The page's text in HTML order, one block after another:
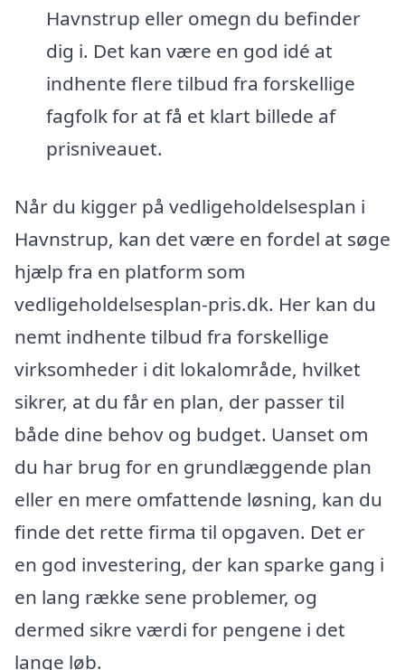
Havnstrup eller omegn du befinder
dig i. Det kan være en god idé at
indhente flere tilbud fra forskellige
fagfolk for at få et klart billede af
prisniveauet.
Når du kigger på vedligeholdelsesplan i
Havnstrup, kan det være en fordel at søge
hjælp fra en platform som
vedligeholdelsesplan-pris.dk. Her kan du
nemt indhente tilbud fra forskellige
virksomheder i dit lokalområde, hvilket
sikrer, at du får en plan, der passer til
både dine behov og budget. Uanset om
du har brug for en grundlæggende plan
eller en mere omfattende løsning, kan du
finde det rette firma til opgaven. Det er
en god investering, der kan sparke gang i
en lang række sene problemer, og
dermed sikre værdi for pengene i det
lange løb.